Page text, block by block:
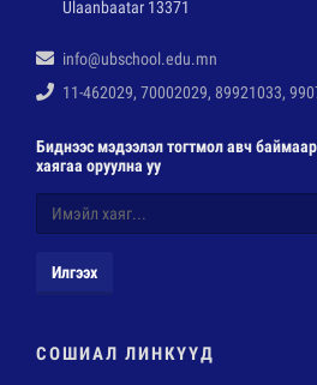
Ulaanbaatar 13371
info@ubschool.edu.mn
11-462029, 70002029, 89921033,
Биднээс мэдээлэл тогтмол авч
хаягаа оруулна уу
Илгээх
СОШИАЛ ЛИНКҮҮД